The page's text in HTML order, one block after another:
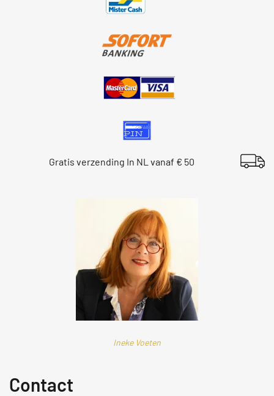
Gratis verzending In NL vanaf € 50
Ineke Voeten
Contact